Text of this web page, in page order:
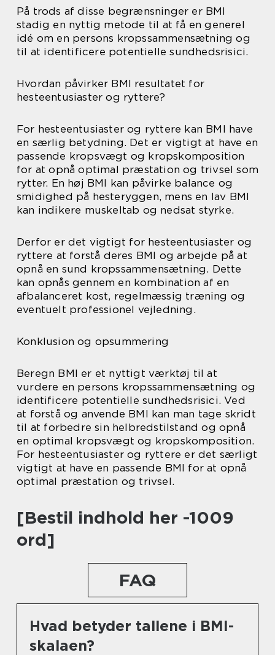
På trods af disse begrænsninger er BMI
stadig en nyttig metode til at få en generel
idé om en persons kropssammensætning og
til at identificere potentielle sundhedsrisici.
Hvordan påvirker BMI resultatet for
hesteentusiaster og ryttere?
For hesteentusiaster og ryttere kan BMI have
en særlig betydning. Det er vigtigt at have en
passende kropsvægt og kropskomposition
for at opnå optimal præstation og trivsel som
rytter. En høj BMI kan påvirke balance og
smidighed på hesteryggen, mens en lav BMI
kan indikere muskeltab og nedsat styrke.
Derfor er det vigtigt for hesteentusiaster og
ryttere at forstå deres BMI og arbejde på at
opnå en sund kropssammensætning. Dette
kan opnås gennem en kombination af en
afbalanceret kost, regelmæssig træning og
eventuelt professionel vejledning.
Konklusion og opsummering
Beregn BMI er et nyttigt værktøj til at
vurdere en persons kropssammensætning og
identificere potentielle sundhedsrisici. Ved
at forstå og anvende BMI kan man tage skridt
til at forbedre sin helbredstilstand og opnå
en optimal kropsvægt og kropskomposition.
For hesteentusiaster og ryttere er det særligt
vigtigt at have en passende BMI for at opnå
optimal præstation og trivsel.
[Bestil indhold her -1009
ord]
FAQ
Hvad betyder tallene i BMI-
skalaen?